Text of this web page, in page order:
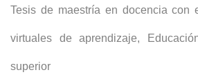
Tesis de maestría en docencia con
virtuales de aprendizaje,
superior